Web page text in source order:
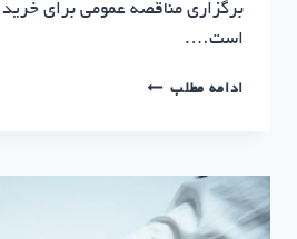
برگزاری مناقصه عمومی برای خرید
است….
ادامه مطلبمناقصه
|
سرمایه‌گذاری